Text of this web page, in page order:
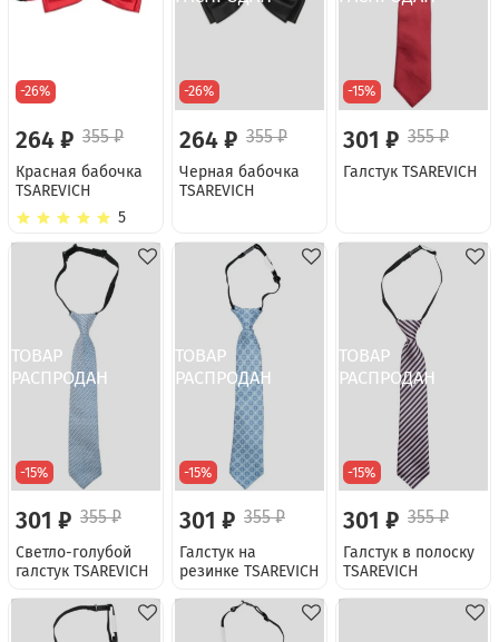
-26%
264 ₽ 355 ₽
Красная бабочка
TSAREVICH
5
-26%
264 ₽ 355 ₽
Черная бабочка
TSAREVICH
-15%
301 ₽ 355 ₽
Галстук TSAREVICH
-15%
301 ₽ 355 ₽
Светло-голубой
галстук TSAREVICH
-15%
301 ₽ 355 ₽
Галстук на
резинке TSAREVICH
-15%
301 ₽ 355 ₽
Галстук в полоску
TSAREVICH